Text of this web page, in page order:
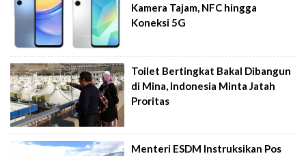
Kamera Tajam, NFC hingga
Koneksi 5G
Toilet Bertingkat Bakal Dibangun
di Mina, Indonesia Minta Jatah
Proritas
Menteri ESDM Instruksikan Pos